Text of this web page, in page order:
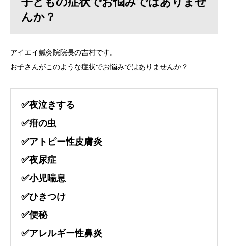
んか？
アイエイ鍼灸院院長の吉村です。
お子さんがこのような症状でお悩みではありませんか？
✅夜泣きする
✅疳の虫
✅アトピー性皮膚炎
✅夜尿症
✅小児喘息
✅ひきつけ
✅便秘
✅アレルギー性鼻炎
料金
アクセス
ヘルスケアサポート